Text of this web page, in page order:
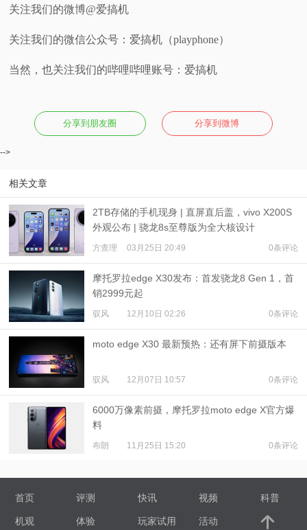
关注我们的微博@爱搞机
关注我们的微信公众号：爱搞机（playphone）
当然，也关注我们的哔哩哔哩账号：爱搞机
分享到朋友圈 分享到微博
-->
相关文章
2TB存储的手机现身 | 直屏直后盖，vivo X200S
外观公布 | 骁龙8s至尊版为全大核设计
方查理 03月25日 20:49 0条评论
摩托罗拉edge X30发布：首发骁龙8 Gen 1，首
销2999元起
驭风 12月10日 02:26 0条评论
moto edge X30 最新预热：还有屏下前摄版本
驭风 12月07日 10:57 0条评论
6000万像素前摄，摩托罗拉moto edge X官方爆
料
布朗 11月25日 15:20 0条评论
首页 评测 快讯 视频 科普
机观 体验 玩家试用 活动